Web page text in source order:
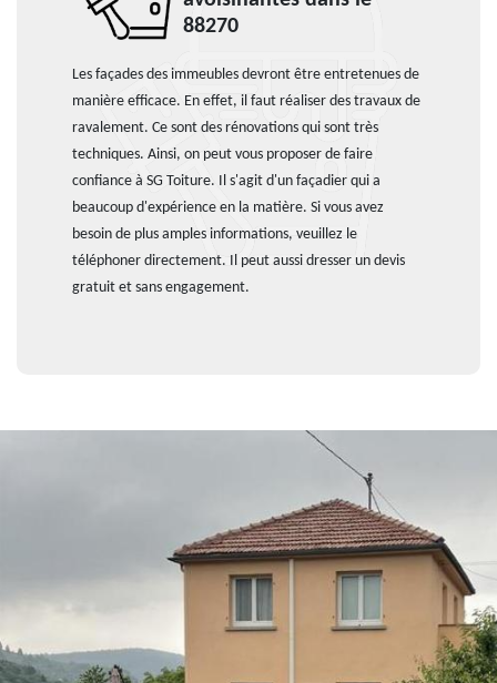
88270
Les façades des immeubles devront être entretenues de
manière efficace. En effet, il faut réaliser des travaux de
ravalement. Ce sont des rénovations qui sont très
techniques. Ainsi, on peut vous proposer de faire
confiance à SG Toiture. Il s'agit d'un façadier qui a
beaucoup d'expérience en la matière. Si vous avez
besoin de plus amples informations, veuillez le
téléphoner directement. Il peut aussi dresser un devis
gratuit et sans engagement.